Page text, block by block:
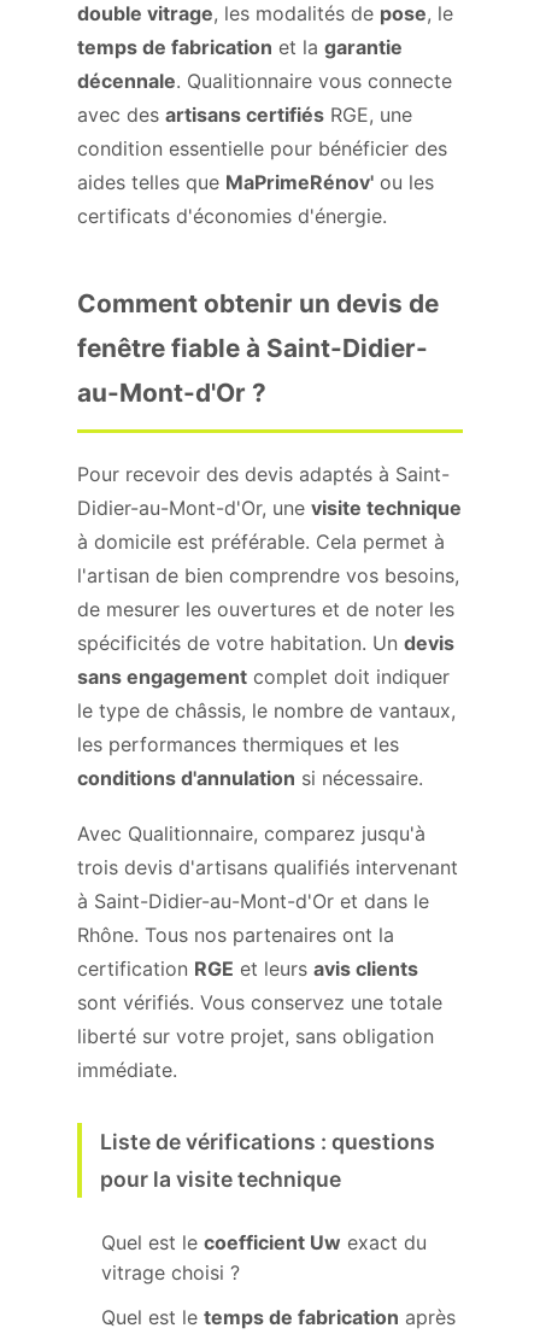
double vitrage, les modalités de pose, le
temps de fabrication et la garantie
décennale. Qualitionnaire vous connecte
avec des artisans certifiés RGE, une
condition essentielle pour bénéficier des
aides telles que MaPrimeRénov' ou les
certificats d'économies d'énergie.
Comment obtenir un devis de
fenêtre fiable à Saint-Didier-
au-Mont-d'Or ?
Pour recevoir des devis adaptés à Saint-
Didier-au-Mont-d'Or, une visite technique
à domicile est préférable. Cela permet à
l'artisan de bien comprendre vos besoins,
de mesurer les ouvertures et de noter les
spécificités de votre habitation. Un devis
sans engagement complet doit indiquer
le type de châssis, le nombre de vantaux,
les performances thermiques et les
conditions d'annulation si nécessaire.
Avec Qualitionnaire, comparez jusqu'à
trois devis d'artisans qualifiés intervenant
à Saint-Didier-au-Mont-d'Or et dans le
Rhône. Tous nos partenaires ont la
certification RGE et leurs avis clients
sont vérifiés. Vous conservez une totale
liberté sur votre projet, sans obligation
immédiate.
Liste de vérifications : questions
pour la visite technique
Quel est le coefficient Uw exact du
vitrage choisi ?
Quel est le temps de fabrication après